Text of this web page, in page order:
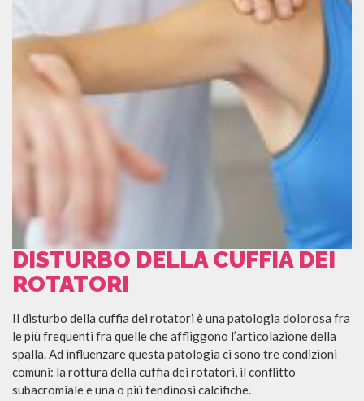
DISTURBO DELLA CUFFIA DEI
ROTATORI
Il disturbo della cuffia dei rotatori è una patologia dolorosa fra
le più frequenti fra quelle che affliggono l’articolazione della
spalla. Ad influenzare questa patologia ci sono tre condizioni
comuni: la rottura della cuffia dei rotatori, il conflitto
subacromiale e una o più tendinosi calcifiche.